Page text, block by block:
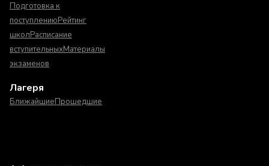
Подготовка к
поступлениюРейтинг
школРасписание
вступительныхМатериалы
экзаменов
Лагеря
БлижайшиеПрошедшие